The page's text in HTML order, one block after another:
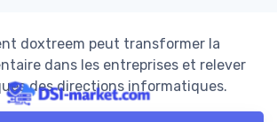
doxtreem peut transformer la
dans les entreprises et relever
des directions informatiques.